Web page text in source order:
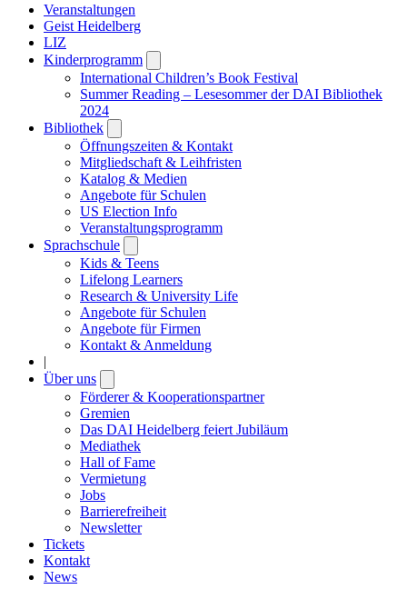
Veranstaltungen
Geist Heidelberg
LIZ
Kinderprogramm
submenu
International Children’s Book Festival
Summer Reading – Lesesommer der DAI Bibliothek
2024
Bibliothek
submenu
Öffnungszeiten & Kontakt
Mitgliedschaft & Leihfristen
Katalog & Medien
Angebote für Schulen
US Election Info
Veranstaltungsprogramm
Sprachschule
submenu
Kids & Teens
Lifelong Learners
Research & University Life
Angebote für Schulen
Angebote für Firmen
Kontakt & Anmeldung
|
Über uns
submenu
Förderer & Kooperationspartner
Gremien
Das DAI Heidelberg feiert Jubiläum
Mediathek
Hall of Fame
Vermietung
Jobs
Barrierefreiheit
Newsletter
Tickets
Kontakt
News